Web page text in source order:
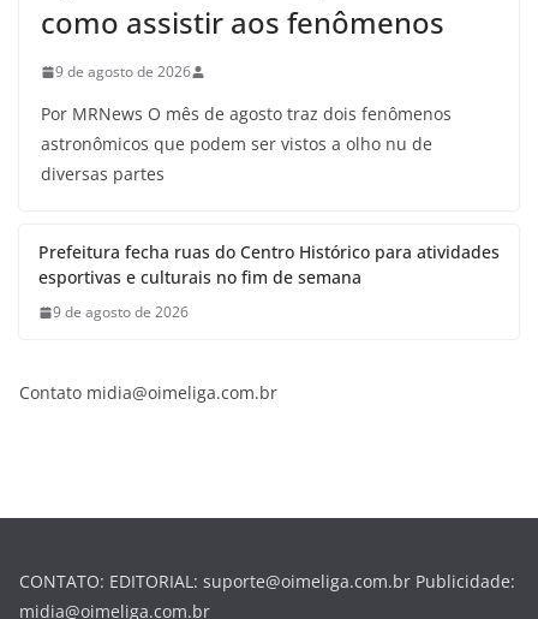
como assistir aos fenômenos
9 de agosto de 2026
Por MRNews O mês de agosto traz dois fenômenos
astronômicos que podem ser vistos a olho nu de
diversas partes
Prefeitura fecha ruas do Centro Histórico para atividades
esportivas e culturais no fim de semana
9 de agosto de 2026
Contato midia@oimeliga.com.br
CONTATO: EDITORIAL: suporte@oimeliga.com.br Publicidade:
midia@oimeliga.com.br